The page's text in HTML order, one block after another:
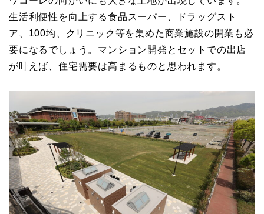
生活利便性を向上する食品スーパー、ドラッグスト
ア、100均、クリニック等を集めた商業施設の開業も必
要になるでしょう。マンション開発とセットでの出店
が叶えば、住宅需要は高まるものと思われます。